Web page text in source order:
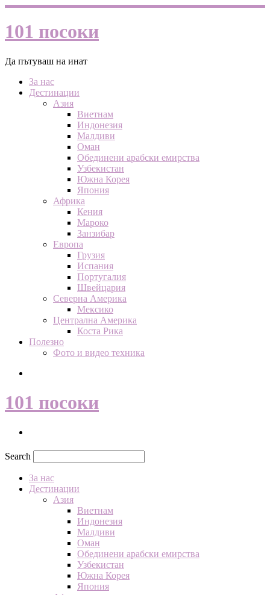
101 посоки
Да пътуваш на инат
За нас
Дестинации
Азия
Виетнам
Индонезия
Малдиви
Оман
Обединени арабски емирства
Узбекистан
Южна Корея
Япония
Африка
Кения
Мароко
Занзибар
Европа
Грузия
Испания
Португалия
Швейцария
Северна Америка
Мексико
Централна Америка
Коста Рика
Полезно
Фото и видео техника
101 посоки
Search
За нас
Дестинации
Азия
Виетнам
Индонезия
Малдиви
Оман
Обединени арабски емирства
Узбекистан
Южна Корея
Япония